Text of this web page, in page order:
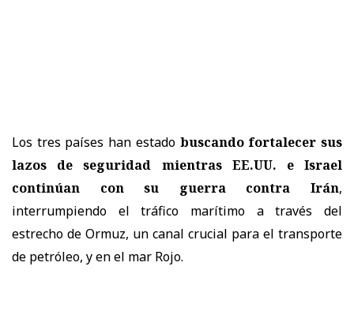
Los tres países han estado buscando fortalecer sus
lazos de seguridad mientras EE.UU. e Israel
continúan con su guerra contra Irán,
interrumpiendo el tráfico marítimo a través del
estrecho de Ormuz, un canal crucial para el transporte
de petróleo, y en el mar Rojo.